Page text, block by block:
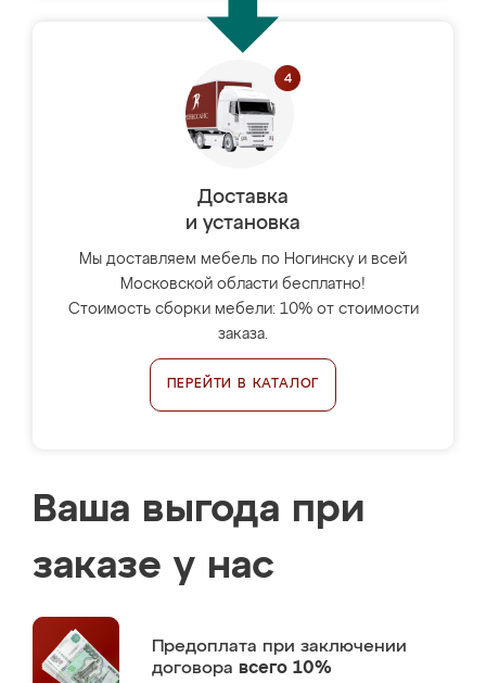
Доставка
и установка
Мы доставляем мебель по Ногинску и всей
Московской области бесплатно!
Стоимость сборки мебели: 10% от стоимости
заказа.
ПЕРЕЙТИ В КАТАЛОГ
Ваша выгода при
заказе у нас
Предоплата при заключении
договора всего 10%